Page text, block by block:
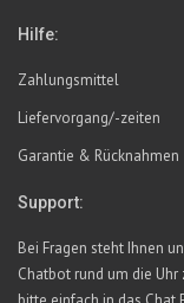
Hilfe:
Zahlungsmittel
Liefervorgang/-zeiten
Garantie & Rücknahmen
Support:
Bei Fragen steht Ihnen
Chatbot rund um die Uhr